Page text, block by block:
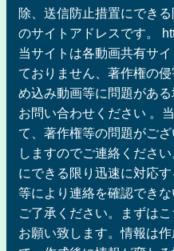
除、送信防止措置にでき
のサイトアドレスです。
当サイトは各動画共有サ
ておりません、著作権の
め込み動画等に問題があ
お問い合わせください 。
て、著作権等の問題がご
しますのでご連絡くださ
にできる限り迅速に対応
等により連絡を確認でき
ご了承ください。まずは
お願い致します。情報は